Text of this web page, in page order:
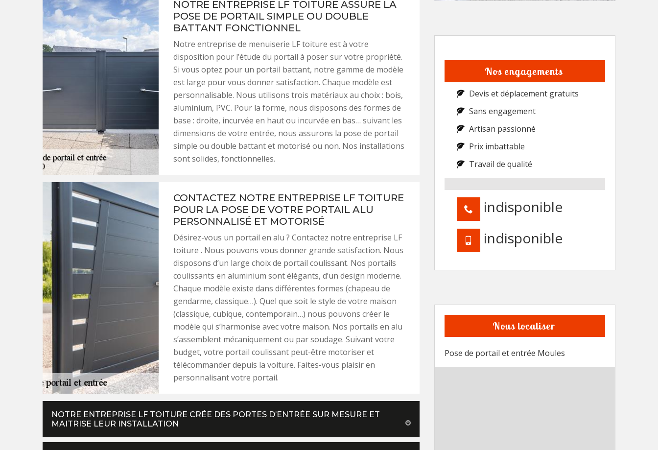
NOTRE ENTREPRISE LF TOITURE ASSURE LA
POSE DE PORTAIL SIMPLE OU DOUBLE
BATTANT FONCTIONNEL
Notre entreprise de menuiserie LF toiture est à votre
disposition pour l’étude du portail à poser sur votre propriété.
Si vous optez pour un portail battant, notre gamme de modèle
est large pour vous donner satisfaction. Chaque modèle est
personnalisable. Nous utilisons trois matériaux au choix : bois,
aluminium, PVC. Pour la forme, nous disposons des formes de
base : droite, incurvée en haut ou incurvée en bas… suivant les
dimensions de votre entrée, nous assurons la pose de portail
simple ou double battant et motorisé ou non. Nos installations
sont solides, fonctionnelles.
CONTACTEZ NOTRE ENTREPRISE LF TOITURE
POUR LA POSE DE VOTRE PORTAIL ALU
PERSONNALISÉ ET MOTORISÉ
Désirez-vous un portail en alu ? Contactez notre entreprise LF
toiture . Nous pouvons vous donner grande satisfaction. Nous
disposons d’un large choix de portail coulissant. Nos portails
coulissants en aluminium sont élégants, d’un design moderne.
Chaque modèle existe dans différentes formes (chapeau de
gendarme, classique…). Quel que soit le style de votre maison
(classique, cubique, contemporain…) nous pouvons créer le
modèle qui s’harmonise avec votre maison. Nos portails en alu
s’assemblent mécaniquement ou par soudage. Suivant votre
budget, votre portail coulissant peut-être motoriser et
télécommander depuis la voiture. Faites-vous plaisir en
personnalisant votre portail.
NOTRE ENTREPRISE LF TOITURE CRÉE DES PORTES D’ENTRÉE SUR MESURE ET
MAITRISE LEUR INSTALLATION
Nos engagements
Devis et déplacement gratuits
Sans engagement
Artisan passionné
Prix imbattable
Travail de qualité
indisponible
indisponible
Nous localiser
Pose de portail et entrée Moules